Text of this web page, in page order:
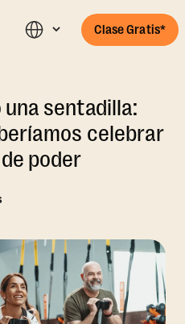
Clase Gratis*
sentadilla:
celebrar
poder